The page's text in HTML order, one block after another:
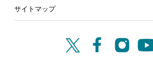
サイトマップ